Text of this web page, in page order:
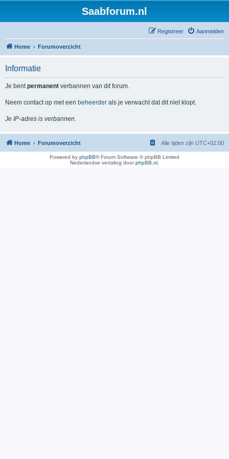
Saabforum.nl
Aanmelden
Registreer
Home Forumoverzicht
Informatie
Je bentpermanent verbannen van dit forum.
Neem contact op met een beheerder als je verwacht dat dit niet klopt.
Je IP-adres is verbannen.
Home Forumoverzicht Alle tijden zijn UTC+02:00
Powered by phpBB® Forum Software © phpBB Limited
Nederlandse vertaling doorphpBB.nl